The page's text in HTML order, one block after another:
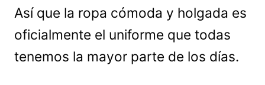
Así que la ropa cómoda y holgada es
oficialmente el uniforme que todas
tenemos la mayor parte de los días.